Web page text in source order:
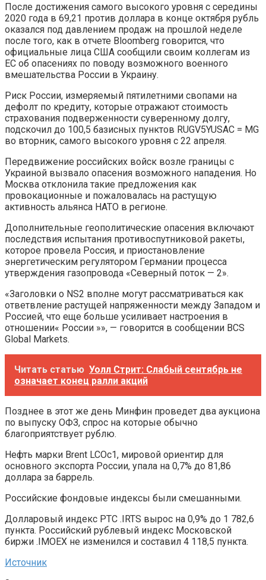
После достижения самого высокого уровня с середины
2020 года в 69,21 против доллара в конце октября рубль
оказался под давлением продаж на прошлой неделе
после того, как в отчете Bloomberg говорится, что
официальные лица США сообщили своим коллегам из
ЕС об опасениях по поводу возможного военного
вмешательства России в Украину.
Риск России, измеряемый пятилетними свопами на
дефолт по кредиту, которые отражают стоимость
страхования подверженности суверенному долгу,
подскочил до 100,5 базисных пунктов RUGV5YUSAC = MG
во вторник, самого высокого уровня с 22 апреля.
Передвижение российских войск возле границы с
Украиной вызвало опасения возможного нападения. Но
Москва отклонила такие предложения как
провокационные и пожаловалась на растущую
активность альянса НАТО в регионе.
Дополнительные геополитические опасения включают
последствия испытания противоспутниковой ракеты,
которое провела Россия, и приостановление
энергетическим регулятором Германии процесса
утверждения газопровода «Северный поток — 2».
«Заголовки о NS2 вполне могут рассматриваться как
ответвление растущей напряженности между Западом и
Россией, что еще больше усиливает настроения в
отношении« России »», — говорится в сообщении BCS
Global Markets.
Читать статью Уолл Стрит: Слабый сентябрь не
означает конец ралли акций
Позднее в этот же день Минфин проведет два аукциона
по выпуску ОФЗ, спрос на которые обычно
благоприятствует рублю.
Нефть марки Brent LCOc1, мировой ориентир для
основного экспорта России, упала на 0,7% до 81,86
доллара за баррель.
Российские фондовые индексы были смешанными.
Долларовый индекс РТС .IRTS вырос на 0,9% до 1 782,6
пункта. Российский рублевый индекс Московской
биржи .IMOEX не изменился и составил 4 118,5 пункта.
Источник